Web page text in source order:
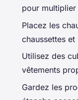
pour
Placez les
chaussettes
Utilisez des
vêtements
Gardez les